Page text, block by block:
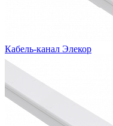
Кабель-канал Элекор